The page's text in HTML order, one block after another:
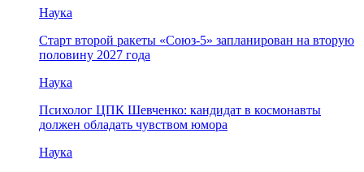
Наука
Старт второй ракеты «Союз-5» запланирован на вторую
половину 2027 года
Наука
Психолог ЦПК Шевченко: кандидат в космонавты
должен обладать чувством юмора
Наука